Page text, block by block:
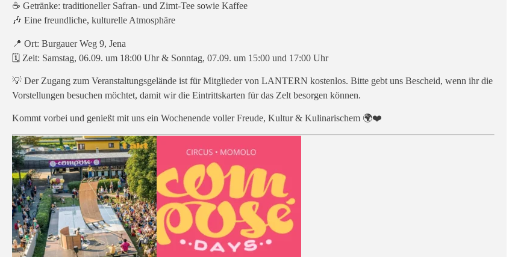
☕ Getränke: traditioneller Safran- und Zimt-Tee sowie Kaffee
🎶 Eine freundliche, kulturelle Atmosphäre
📍 Ort: Burgauer Weg 9, Jena
🗓️ Zeit: Samstag, 06.09. um 18:00 Uhr & Sonntag, 07.09. um 15:00 und 17:00 Uhr
💡 Der Zugang zum Veranstaltungsgelände ist für Mitglieder von LANTERN kostenlos. Bitte gebt uns Bescheid, wenn ihr die
Vorstellungen besuchen möchtet, damit wir die Eintrittskarten für das Zelt besorgen können.
Kommt vorbei und genießt mit uns ein Wochenende voller Freude, Kultur & Kulinarischem 🌍❤️